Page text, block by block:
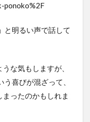
ponoko%2F
と明るい声で話して
うな気もしますが、
喜びが混ざって、
ったのかもしれま